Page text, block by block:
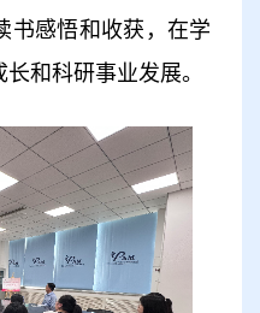
书感悟和收获，在学
和科研事业发展。